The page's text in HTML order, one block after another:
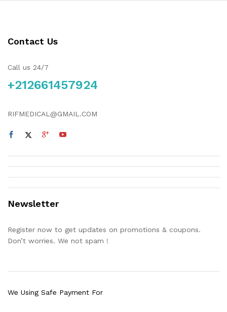
Contact Us
Call us 24/7
+212661457924
RIFMEDICAL@GMAIL.COM
Newsletter
Register now to get updates on promotions & coupons.
Don’t worries. We not spam !
We Using Safe Payment For